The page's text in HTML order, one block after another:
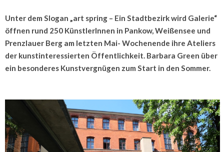
Unter dem Slogan „art spring – Ein Stadtbezirk wird Galerie“
öffnen rund 250 KünstlerInnen in Pankow, Weißensee und
Prenzlauer Berg am letzten Mai- Wochenende ihre Ateliers
der kunstinteressierten Öffentlichkeit. Barbara Green über
ein besonderes Kunstvergnügen zum Start in den Sommer.